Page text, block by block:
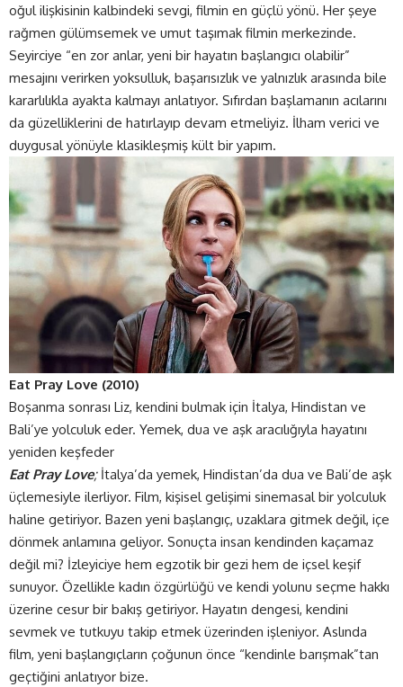
oğul ilişkisinin kalbindeki sevgi, filmin en güçlü yönü. Her şeye
rağmen gülümsemek ve umut taşımak filmin merkezinde.
Seyirciye “en zor anlar, yeni bir hayatın başlangıcı olabilir”
mesajını verirken yoksulluk, başarısızlık ve yalnızlık arasında bile
kararlılıkla ayakta kalmayı anlatıyor. Sıfırdan başlamanın acılarını
da güzelliklerini de hatırlayıp devam etmeliyiz. İlham verici ve
duygusal yönüyle klasikleşmiş kült bir yapım.
Eat Pray Love (2010)
Boşanma sonrası Liz, kendini bulmak için İtalya, Hindistan ve
Bali’ye yolculuk eder. Yemek, dua ve aşk aracılığıyla hayatını
yeniden keşfeder
Eat Pray Love;İtalya’da yemek, Hindistan’da dua ve Bali’de aşk
üçlemesiyle ilerliyor. Film, kişisel gelişimi sinemasal bir yolculuk
haline getiriyor. Bazen yeni başlangıç, uzaklara gitmek değil, içe
dönmek anlamına geliyor. Sonuçta insan kendinden kaçamaz
değil mi? İzleyiciye hem egzotik bir gezi hem de içsel keşif
sunuyor. Özellikle kadın özgürlüğü ve kendi yolunu seçme hakkı
üzerine cesur bir bakış getiriyor. Hayatın dengesi, kendini
sevmek ve tutkuyu takip etmek üzerinden işleniyor. Aslında
film, yeni başlangıçların çoğunun önce “kendinle barışmak”tan
geçtiğini anlatıyor bize.